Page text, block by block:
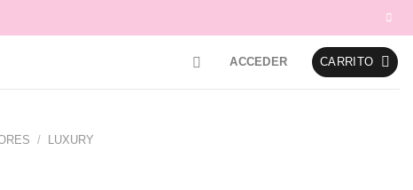
ACCEDER CARRITO
/ LUXURY